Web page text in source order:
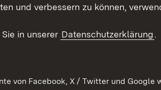
Asylbewerber
Erlasse und
und verbessern zu können,
in unserer Datenschutzerklärung.
von Facebook, X / Twitter und Google